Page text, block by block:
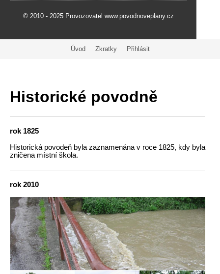
© 2010 - 2025 Provozovatel www.povodnoveplany.cz
Úvod Zkratky Přihlásit
Historické povodně
rok 1825
Historická povodeň byla zaznamenána v roce 1825, kdy byla
zničena místní škola.
rok 2010